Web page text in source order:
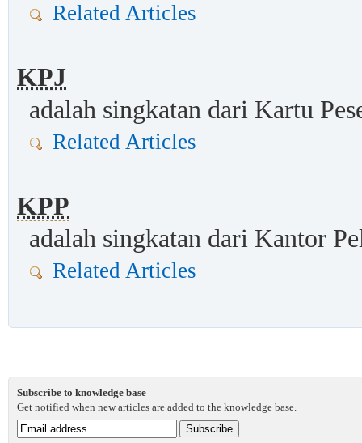
Related Articles
KPJ
adalah singkatan dari Kartu
Related Articles
KPP
adalah singkatan dari Kantor
Related Articles
Subscribe to knowledge base
Get notified when new articles are added to the knowledge base.